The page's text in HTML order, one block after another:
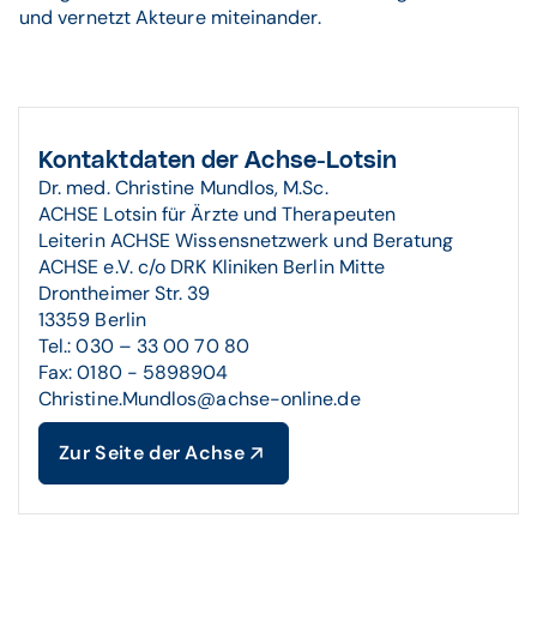
und vernetzt Akteure miteinander.
Kontaktdaten der Achse-Lotsin
Dr. med. Christine Mundlos, M.Sc.
ACHSE Lotsin für Ärzte und Therapeuten
Leiterin ACHSE Wissensnetzwerk und Beratung
ACHSE e.V. c/o DRK Kliniken Berlin Mitte
Drontheimer Str. 39
13359 Berlin
Tel.: 030 – 33 00 70 80
Fax: 0180 - 5898904
Christine.Mundlos@achse-online.de
Zur Seite der Achse